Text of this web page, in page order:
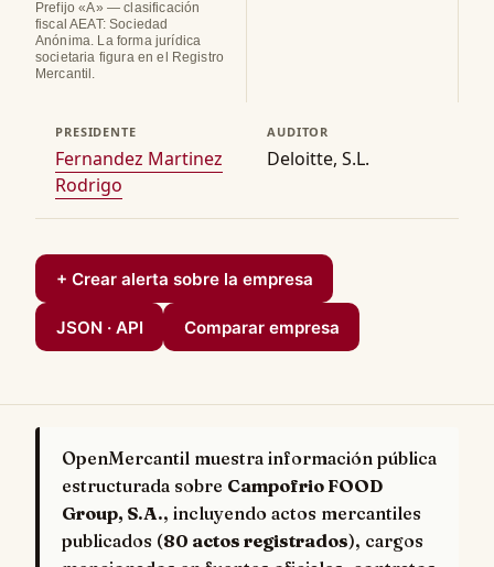
Prefijo «A» — clasificación
fiscal AEAT: Sociedad
Anónima. La forma jurídica
societaria figura en el Registro
Mercantil.
PRESIDENTE
Fernandez Martinez
Rodrigo
AUDITOR
Deloitte, S.L.
+ Crear alerta sobre la empresa
JSON · API Comparar empresa
OpenMercantil muestra información pública
estructurada sobre Campofrio FOOD
Group, S.A., incluyendo actos mercantiles
publicados (80 actos registrados), cargos